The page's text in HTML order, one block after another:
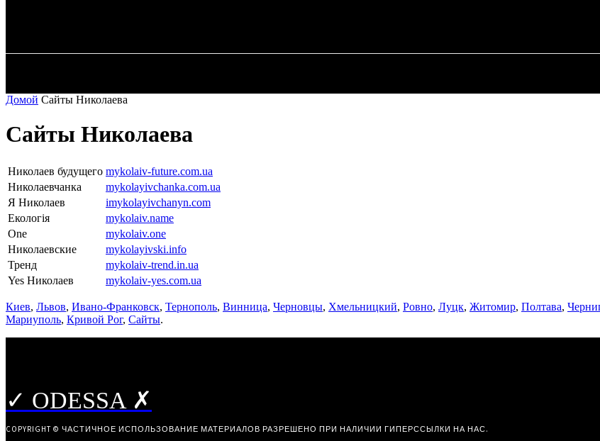
Домой Сайты Николаева
Сайты Николаева
Николаев будущего mykolaiv-future.com.ua
Николаевчанка
mykolayivchanka.com.ua
Я Николаев
imykolayivchanyn.com
Екологія
mykolaiv.name
One
mykolaiv.one
Николаевские
mykolayivski.info
Тренд
mykolaiv-trend.in.ua
Yes Николаев
mykolaiv-yes.com.ua
Киев, Львов, Ивано-Франковск, Тернополь, Винница, Черновцы, Хмельницкий, Ровно, Луцк, Житомир, Полтава,
Мариуполь, Кривой Рог, Сайты.
✓ ODESSA ✗
COPYRIGHT © ЧАСТИЧНОЕ ИСПОЛЬЗОВАНИЕ МАТЕРИАЛОВ РАЗРЕШЕНО ПРИ НАЛИЧИИ ГИПЕРССЫЛКИ НА НАС.